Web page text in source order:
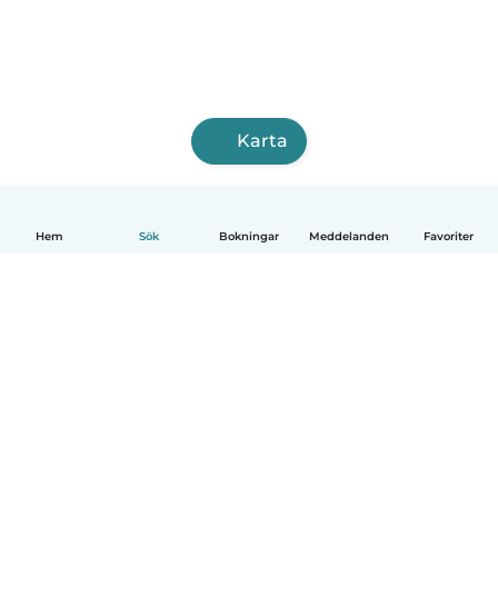
Hem Sök Bokningar Meddelanden Favoriter
Karta